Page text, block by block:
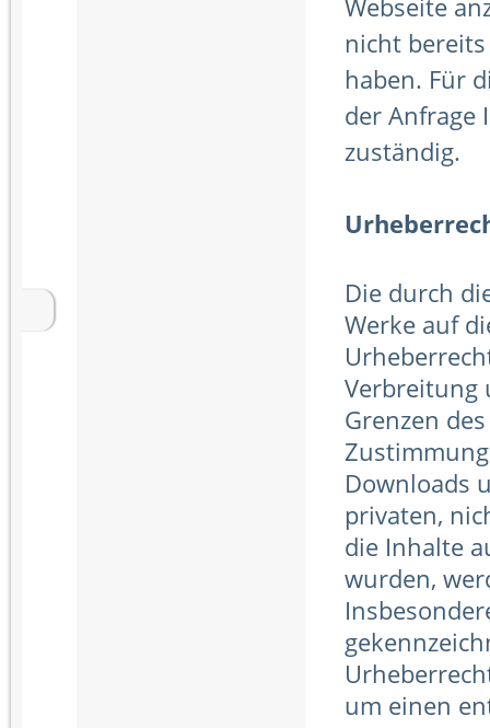
Webseite
nicht
haben. Für
der Anfrage
zuständig.
Die durch
Werke auf
Verbreitung
Grenzen
Downloads
privaten,
die Inhalte
wurden,
um einen